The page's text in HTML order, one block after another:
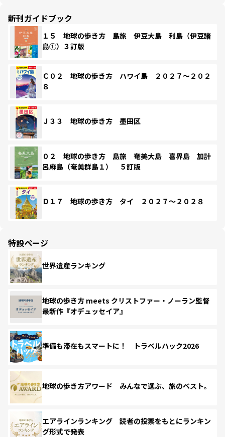
新刊ガイドブック
１５ 地球の歩き方 島旅 伊豆大島 利島（伊豆諸
島①）３訂版
Ｃ０２ 地球の歩き方 ハワイ島 ２０２７～２０２
８
Ｊ３３ 地球の歩き方 墨田区
０２ 地球の歩き方 島旅 奄美大島 喜界島 加計
呂麻島（奄美群島１） ５訂版
Ｄ１７ 地球の歩き方 タイ ２０２７～２０２８
特設ページ
世界遺産ランキング
地球の歩き方 meets クリストファー・ノーラン監督
最新作『オデュッセイア』
準備も滞在もスマートに！ トラベルハック2026
地球の歩き方アワード みんなで選ぶ、旅のベスト。
エアラインランキング 読者の投票をもとにランキン
グ形式で発表